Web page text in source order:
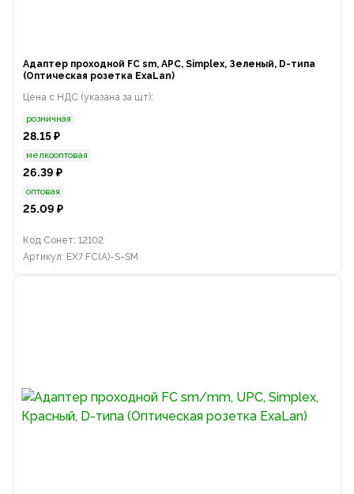
Адаптер проходной FC sm, APC, Simplex, Зеленый, D-типа
(Оптическая розетка ExaLan)
Цена с НДС (указана за шт):
розничная
28.15 ₽
мелкооптовая
26.39 ₽
оптовая
25.09 ₽
Код Сонет: 12102
Артикул: EX7 FC(A)-S-SM